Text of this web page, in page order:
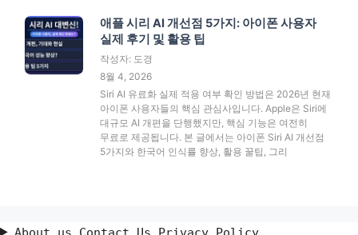
애플 시리 AI 개선점 5가지: 아이폰 사용자
실제 후기 및 활용 팁
작성자: 도경
8월 4, 2026
Siri AI 유료화 실제 적용 여부 확인 방법은 2026년 현재
아이폰 사용자들의 핵심 관심사입니다. Apple은 Siri에
대규모 AI 개편을 단행했지만, 핵심 기능은 여전히
무료로 제공됩니다. 본 글에서는 아이폰 Siri AI 개선점
5가지와 한국어 인식률 향상, 활용 꿀팁, 그리